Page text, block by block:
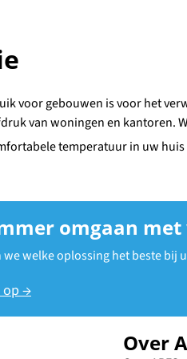
voor gebouwen is voor het
van woningen en kantoren.
temperatuur in uw
omgaan
welke oplossing het beste bij
op →
Over